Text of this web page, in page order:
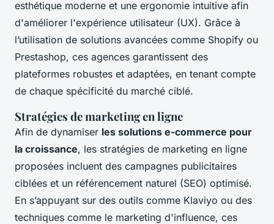
esthétique moderne et une ergonomie intuitive afin
d'améliorer l'expérience utilisateur (UX). Grâce à
l’utilisation de solutions avancées comme Shopify ou
Prestashop, ces agences garantissent des
plateformes robustes et adaptées, en tenant compte
de chaque spécificité du marché ciblé.
Stratégies de marketing en ligne
Afin de dynamiser les solutions e-commerce pour
la croissance, les stratégies de marketing en ligne
proposées incluent des campagnes publicitaires
ciblées et un référencement naturel (SEO) optimisé.
En s’appuyant sur des outils comme Klaviyo ou des
techniques comme le marketing d'influence, ces